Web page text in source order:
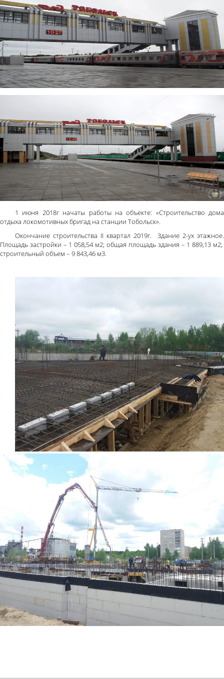
1 июня 2018г начаты работы на объекте: «Строительство дома
отдыха локомотивных бригад на станции Тобольск».
Окончание строительства II квартал 2019г. Здание 2-ух этажное.
Площадь застройки – 1 058,54 м2; общая площадь здания – 1 889,13 м2;
строительный объем – 9 843,46 м3.